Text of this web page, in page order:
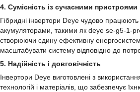
4. Сумісність із сучасними пристроями
Гібридні інвертори Deye чудово працюють
акумуляторами, такими як deye se-g5-1-
створюючи єдину ефективну
масштабувати систему відповідно до
5. Надійність і довговічність
Інвертори Deye виготовлені з
технологій і матеріалів, що забезпечує